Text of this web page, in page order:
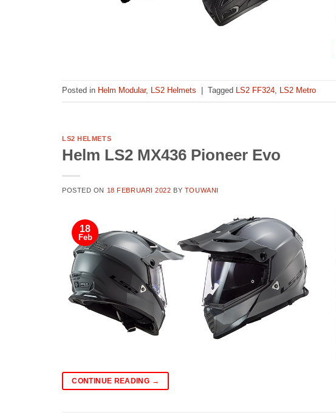
Posted in Helm Modular, LS2 Helmets Tagged LS2 FF324, LS2 Metro
LS2 HELMETS
Helm LS2 MX436 Pioneer Evo
POSTED ON 18 FEBRUARI 2022 BY TOUWANI
18
Feb
CONTINUE READING →